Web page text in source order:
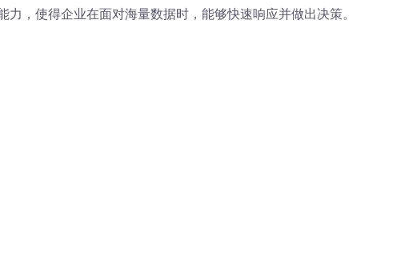
，使得企业在面对海量数据时，能够快速响应并做出决策。